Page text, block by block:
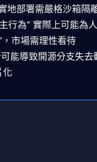
地部署需嚴格沙箱隔
行為” 實際上可能為
市場需理性看待
能導致開源分支失去
化